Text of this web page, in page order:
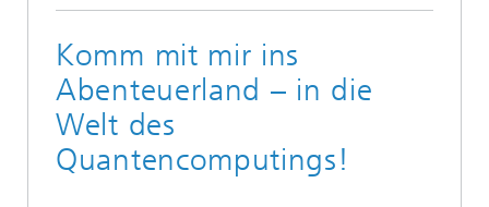
Komm mit mir ins
Abenteuerland – in die
Welt des
Quantencomputings!